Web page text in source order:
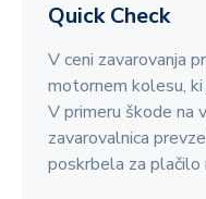
Quick Check
V ceni zavarovanja
motornem kolesu,
V primeru škode na
zavarovalnica
poskrbela za plačilo